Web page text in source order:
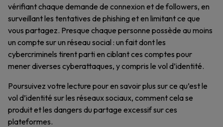
vérifiant chaque demande de connexion et de followers, en
surveillant les tentatives de phishing et en limitant ce que
vous partagez. Presque chaque personne possède au moins
un compte sur un réseau social : un fait dont les
cybercriminels tirent parti en ciblant ces comptes pour
mener diverses cyberattaques, y compris le vol d’identité.
Poursuivez votre lecture pour en savoir plus sur ce qu’est le
vol d’identité sur les réseaux sociaux, comment cela se
produit et les dangers du partage excessif sur ces
plateformes.